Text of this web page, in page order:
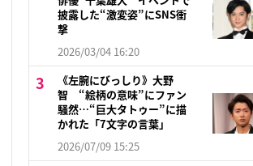
披露した“激変姿”にSNS衝
撃
2026/03/04 16:20
《左腕にびっしり》大野
智 “絵柄の意味”にファン
騒然…“巨大タトゥー”に描
かれた「7文字の言葉」
2026/07/09 15:25